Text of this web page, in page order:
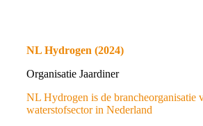
NL Hydrogen (2024)
Organisatie Jaardiner
NL Hydrogen is de brancheorganisatie
waterstofsector in Nederland